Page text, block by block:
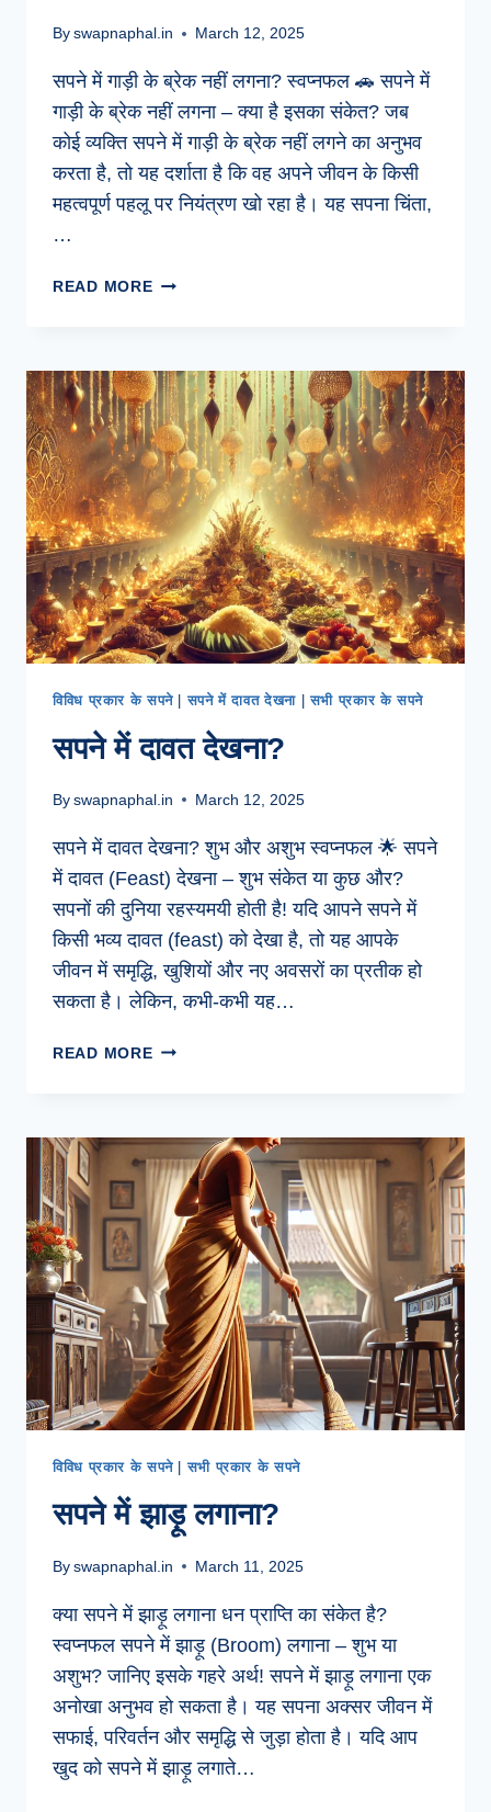
Byswapnaphal.in March 12, 2025
सपने में गाड़ी के ब्रेक नहीं लगना? स्वप्नफल 🚗 सपने में
गाड़ी के ब्रेक नहीं लगना – क्या है इसका संकेत? जब
कोई व्यक्ति सपने में गाड़ी के ब्रेक नहीं लगने का अनुभव
करता है, तो यह दर्शाता है कि वह अपने जीवन के किसी
महत्वपूर्ण पहलू पर नियंत्रण खो रहा है। यह सपना चिंता,
…
READ MORE सपने
ब्रेक
नहीं
लगना?
विविध प्रकार के सपने|सपने में दावत देखना|सभी प्रकार के सपने
सपने में दावत देखना?
Byswapnaphal.in March 12, 2025
सपने में दावत देखना? शुभ और अशुभ स्वप्नफल 🌟 सपने
में दावत (Feast) देखना – शुभ संकेत या कुछ और?
सपनों की दुनिया रहस्यमयी होती है! यदि आपने सपने में
किसी भव्य दावत (feast) को देखा है, तो यह आपके
जीवन में समृद्धि, खुशियों और नए अवसरों का प्रतीक हो
सकता है। लेकिन, कभी-कभी यह…
READ MORE सपने
विविध प्रकार के सपने|सभी प्रकार के सपने
सपने में झाड़ू लगाना?
Byswapnaphal.in March 11, 2025
क्या सपने में झाड़ू लगाना धन प्राप्ति का संकेत है?
स्वप्नफल सपने में झाड़ू (Broom) लगाना – शुभ या
अशुभ? जानिए इसके गहरे अर्थ! सपने में झाड़ू लगाना एक
अनोखा अनुभव हो सकता है। यह सपना अक्सर जीवन में
सफाई, परिवर्तन और समृद्धि से जुड़ा होता है। यदि आप
खुद को सपने में झाड़ू लगाते…